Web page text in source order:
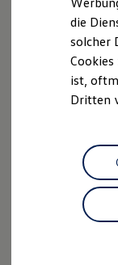
we
Besitzer und
Service
Zubehör
Der ID.4
Kraftvoll
die
solcher
ist,
Dritten